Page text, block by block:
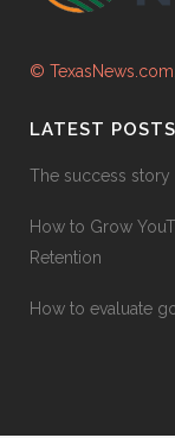
©
LATEST POSTS
The success story
How to Grow
Retention
How to evaluate